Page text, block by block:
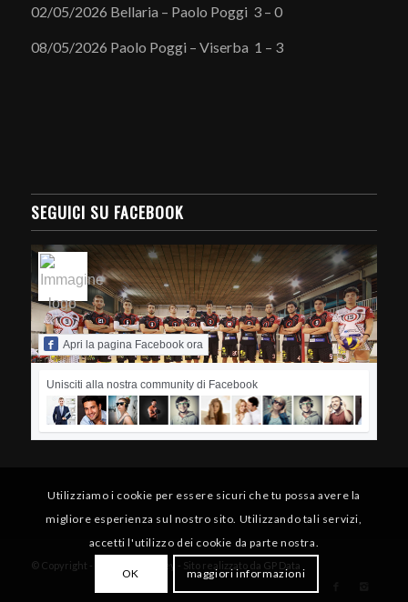
02/05/2026 Bellaria – Paolo Poggi 3 – 0
08/05/2026 Paolo Poggi – Viserba 1 – 3
SEGUICI SU FACEBOOK
Apri la pagina Facebook ora
Unisciti alla nostra community di Facebook
© Copyright - Paolo Poggi Volley - Sito realizzato da GP Data
Utilizziamo i cookie per essere sicuri che tu possa avere la
migliore esperienza sul nostro sito. Utilizzando tali servizi,
accetti l'utilizzo dei cookie da parte nostra.
OK maggiori informazioni